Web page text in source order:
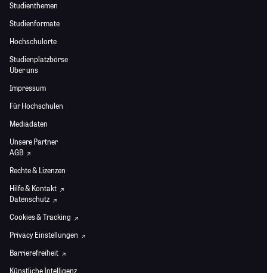
Studienthemen
Studienformate
Hochschulorte
Studienplatzbörse
Über uns
Impressum
Für Hochschulen
Mediadaten
Unsere Partner
AGB
Rechte & Lizenzen
Hilfe & Kontakt
Datenschutz
Cookies & Tracking
Privacy Einstellungen
Barrierefreiheit
Künstliche Intelligenz